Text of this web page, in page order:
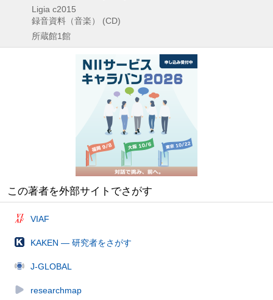
Ligia c2015
録音資料（音楽） (CD)
所蔵館1館
この著者を外部サイトでさがす
VIAF
KAKEN — 研究者をさがす
J-GLOBAL
researchmap